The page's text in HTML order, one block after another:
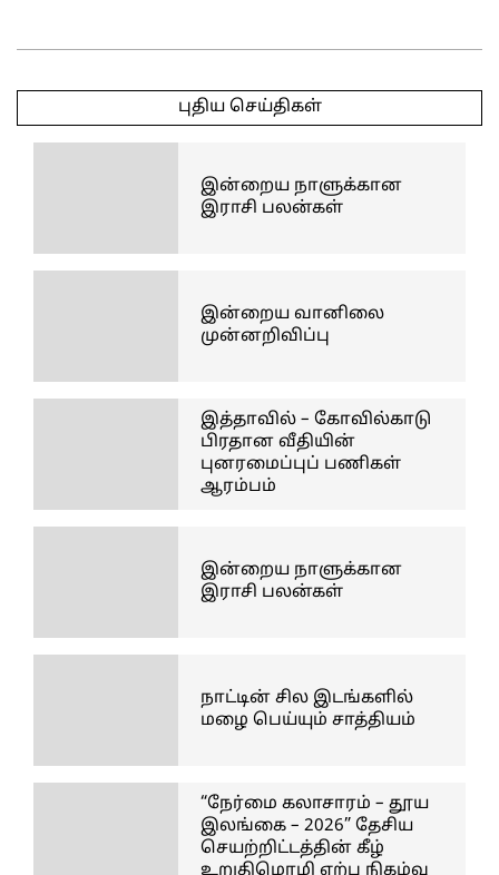
03-
புதிய செய்திகள்
இன்றைய நாளுக்கான
இராசி பலன்கள்
இன்றைய வானிலை
முன்னறிவிப்பு
இத்தாவில் – கோவில்காடு
பிரதான வீதியின்
புனரமைப்புப் பணிகள்
ஆரம்பம்
இன்றைய நாளுக்கான
இராசி பலன்கள்
நாட்டின் சில இடங்களில்
மழை பெய்யும் சாத்தியம்
“நேர்மை கலாசாரம் – தூய
இலங்கை – 2026” தேசிய
செயற்றிட்டத்தின் கீழ்